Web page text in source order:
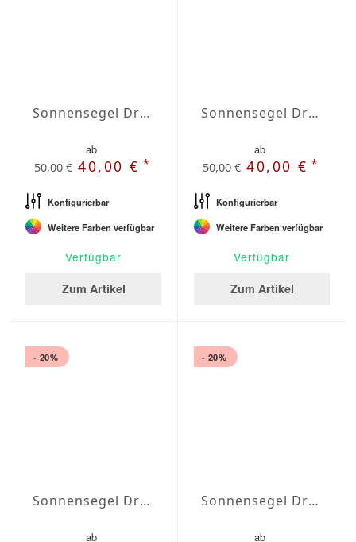
Sonnensegel Dreieck rechtwinklig Wasserabweisend Agora 3 x 3 x 4,3m
ab
50,00 € 40,00 €*
Konfigurierbar
Weitere Farben verfügbar
Verfügbar
Zum Artikel
Sonnensegel Dreieck rechtwinklig Wasserabweisend Agora 3,5 x 3,5 x 5m
ab
50,00 € 40,00 €*
Konfigurierbar
Weitere Farben verfügbar
Verfügbar
Zum Artikel
- 20%
Sonnensegel Dreieck rechtwinklig Wasserabweisend Agora 4 x 4 x 5,7m
ab
- 20%
Sonnensegel Dreieck rechtwinklig Wasserabweisend Agora 4,5 x 4,5 x 6,4m
ab